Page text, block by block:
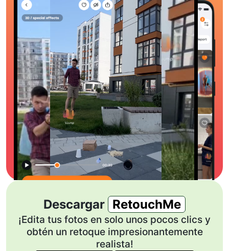
Descargar RetouchMe
¡Edita tus fotos en solo unos pocos clics y
obtén un retoque impresionantemente
realista!